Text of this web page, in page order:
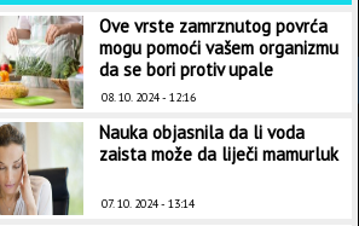
Ove vrste zamrznutog povrća
mogu pomoći vašem organizmu
da se bori protiv upale
08. 10. 2024 - 12:16
Nauka objasnila da li voda
zaista može da liječi mamurluk
07. 10. 2024 - 13:14